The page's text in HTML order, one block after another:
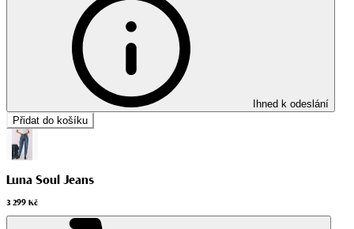
Ihned k odeslání
Přidat do košíku
Luna Soul Jeans
3 299 Kč